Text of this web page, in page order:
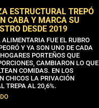
ESTRUCTURAL TREPÓ
CABA Y MARCA SU
DESDE 2019
ALIMENTARIA FUE EL RUBRO
Y YA SON UNO DE CADA
PORTEÑOS QUE
CAMBIARON LO QUE
COMIDAS. EN LOS
CHICOS LA PRIVACIÓN
TREPA AL 20,6%.